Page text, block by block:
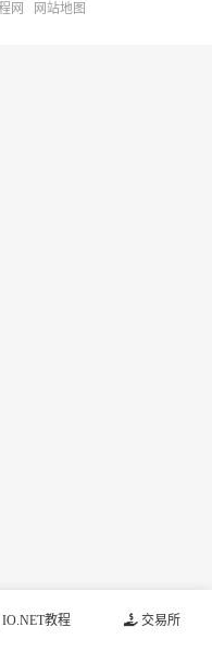
IO.NET教程 交易所
网 网站地图